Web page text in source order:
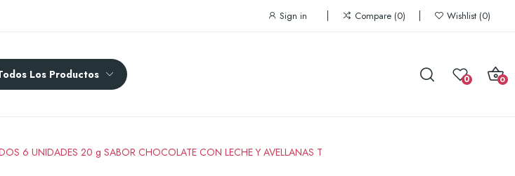
Sign in Compare 0 Wishlist 0
Los Productos 0 0
6 UNIDADES 20 g SABOR CHOCOLATE CON LECHE Y AVELLANAS T